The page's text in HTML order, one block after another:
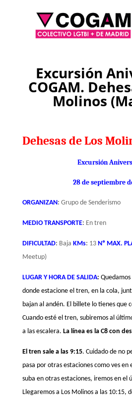
Excursión
COGAM.
Molinos
Dehesas de Los
Excursión
28 de septiembre
ORGANIZAN : Grupo de Senderismo
MEDIO TRANSPORTE: En tren
DIFICULTAD: Baja KMs: 13 Nº MAX.
Meetup)
LUGAR Y HORA DE SALIDA:
donde estacione el tren, en la cola,
bajan al andén. El billete lo tienes que
Cuando esté el tren, subiremos al
a las escalera. La línea es la C8 con
El tren sale a las 9:15. Cuidado de no
pasa por otras estaciones como ves en
suba en otras estaciones, iremos en el
Llegaremos a Los Molinos a las 10:15,